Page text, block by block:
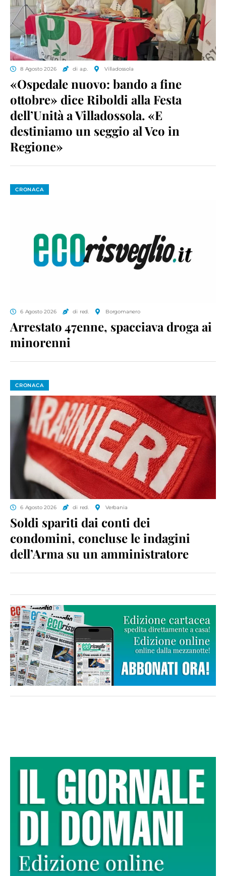
8 Agosto 2026 di a.p. Villadossola
«Ospedale nuovo: bando a fine
ottobre» dice Riboldi alla Festa
dell’Unità a Villadossola. «E
destiniamo un seggio al Vco in
Regione»
CRONACA
6 Agosto 2026 di red. Borgomanero
Arrestato 47enne, spacciava droga ai
minorenni
CRONACA
6 Agosto 2026 di red. Verbania
Soldi spariti dai conti dei
condomini, concluse le indagini
dell’Arma su un amministratore